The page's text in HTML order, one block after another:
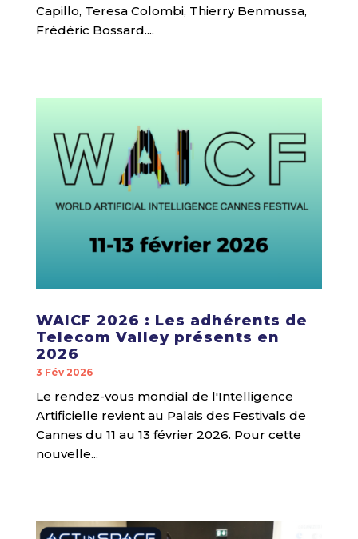
Capillo, Teresa Colombi, Thierry Benmussa,
Frédéric Bossard....
WAICF 2026 : Les adhérents de
Telecom Valley présents en
2026
3 Fév 2026
Le rendez-vous mondial de l'Intelligence
Artificielle revient au Palais des Festivals de
Cannes du 11 au 13 février 2026. Pour cette
nouvelle...